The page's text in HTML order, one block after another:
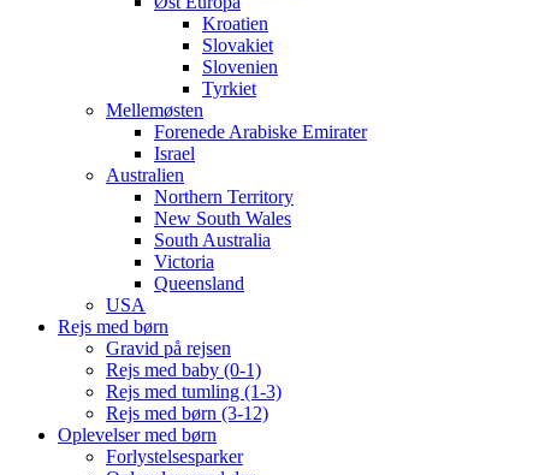
Kroatien
Slovakiet
Slovenien
Tyrkiet
Mellemøsten
Forenede Arabiske Emirater
Israel
Australien
Northern Territory
New South Wales
South Australia
Victoria
Queensland
USA
Rejs med børn
Gravid på rejsen
Rejs med baby (0-1)
Rejs med tumling (1-3)
Rejs med børn (3-12)
Oplevelser med børn
Forlystelsesparker